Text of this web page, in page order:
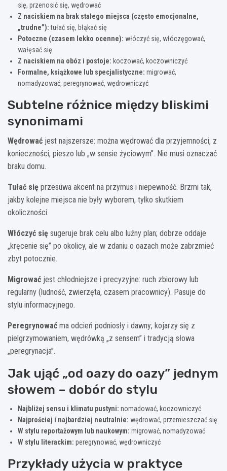
się, przenosić się, wędrować
Z naciskiem na brak stałego miejsca (często emocjonalne,
„trudne”):tułać się, błąkać się
Potoczne (czasem lekko ocenne): włóczyć się, włóczęgować,
wałęsać się
Z naciskiem na obóz i postoje: koczować, koczowniczyć
Formalne, książkowe lub specjalistyczne: migrować,
nomadyzować, peregrynować, wędrowniczyć
Subtelne różnice między bliskimi
synonimami
Wędrować jest najszersze: można wędrować dla przyjemności, z
konieczności, pieszo lub „w sensie życiowym”. Nie musi oznaczać
braku domu.
Tułać się przesuwa akcent na przymus i niepewność. Brzmi tak,
jakby kolejne miejsca nie były wyborem, tylko skutkiem
okoliczności.
Włóczyć się sugeruje brak celu albo luźny plan; dobrze oddaje
„kręcenie się” po okolicy, ale w zdaniu o oazach może zabrzmieć
zbyt potocznie.
Migrować jest chłodniejsze i precyzyjne: ruch zbiorowy lub
regularny (ludność, zwierzęta, czasem pracownicy). Pasuje do
stylu informacyjnego.
Peregrynować ma odcień podniosły i dawny; kojarzy się z
pielgrzymowaniem, wędrówką „z sensem” i tradycją słowa
„peregrynacja”.
Jak ująć „od oazy do oazy” jednym
słowem – dobór do stylu
Najbliżej sensu i klimatu pustyni: nomadować, koczowniczyć
Najprościej i najbardziej neutralnie: wędrować, przemieszczać się
W stylu reportażowym lub naukowym: migrować, nomadyzować
W stylu literackim: peregrynować, wędrowniczyć
Przykłady użycia w praktyce